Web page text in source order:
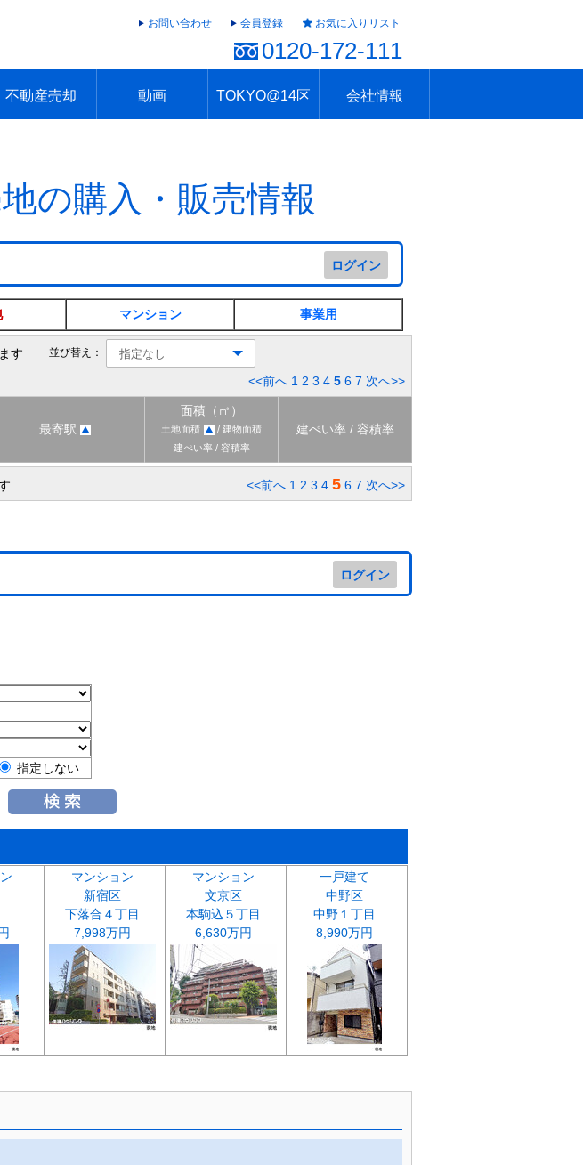
お問い合わせ 会員登録 お気に入りリスト
0120-172-111
不動産売却 動画 TOKYO@14区 会社情報
の購入・販売情報
ログイン
マンション 事業用
す 並び替え：
<<前へ 1 2 3 4 5 6 7 次へ>>
最寄駅
面積（㎡）
土地面積
/ 建物面積
建ぺい率 / 容積率
建ぺい率 / 容積率
<<前へ 1 2 3 4 5 6 7 次へ>>
ログイン
指定しない
マンション
新宿区
下落合４丁目
7,998万円
マンション
文京区
本駒込５丁目
6,630万円
一戸建て
中野区
中野１丁目
8,990万円